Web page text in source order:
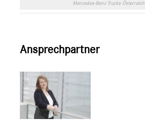
Mercedes-Benz Trucks Österreich
Ansprechpartner